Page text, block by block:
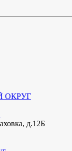
ОКРУГ
д.12Б